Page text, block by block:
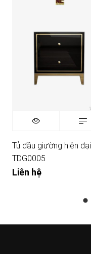
Tủ đầu giường hiện đại
TDG0005
Liên hệ